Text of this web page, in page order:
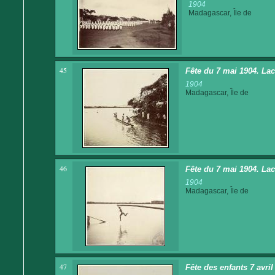
1904
Madagascar, Île de
45 Fête du 7 mai 1904.
1904
Madagascar, Île de
46 Fête du 7 mai 1904.
1904
Madagascar, Île de
47 Fête des enfants 7